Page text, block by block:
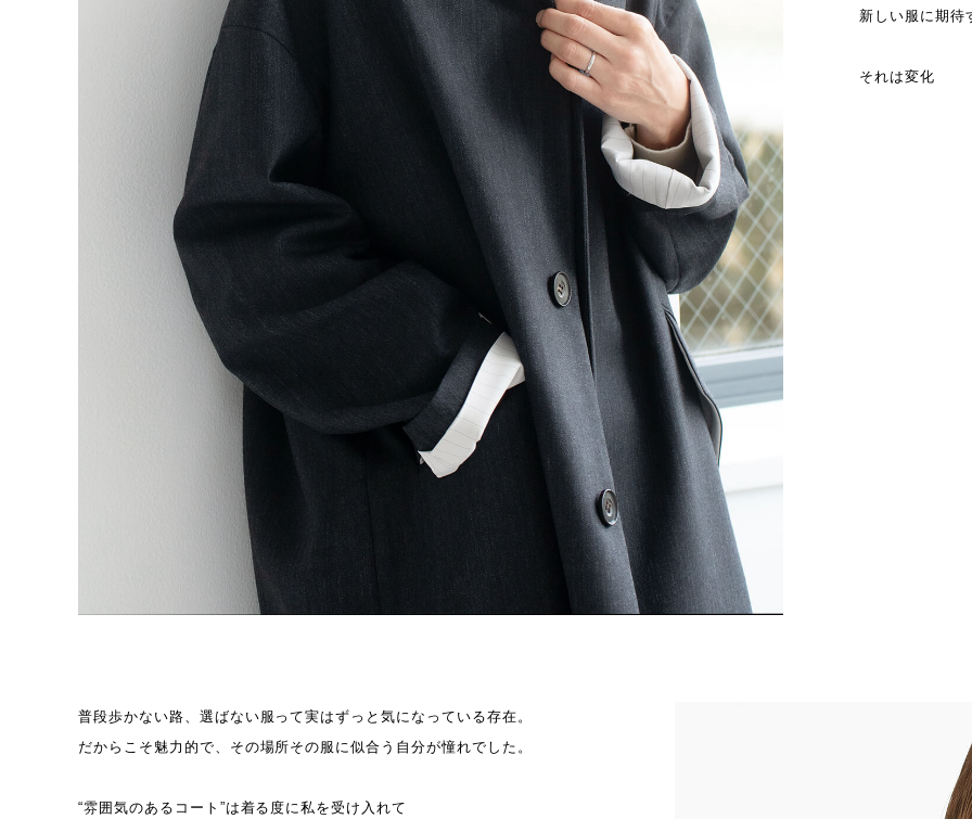
新しい服に期待
それは変化
普段歩かない路、選ばない服って実はずっと気になっている存在。
だからこそ魅力的で、その場所その服に似合う自分が憧れでした。
“雰囲気のあるコート”は着る度に私を受け入れて